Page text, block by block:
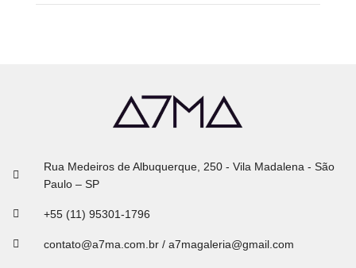
Rua Medeiros de Albuquerque, 250 - Vila Madalena - São
Paulo – SP
+55 (11) 95301-1796
contato@a7ma.com.br / a7magaleria@gmail.com